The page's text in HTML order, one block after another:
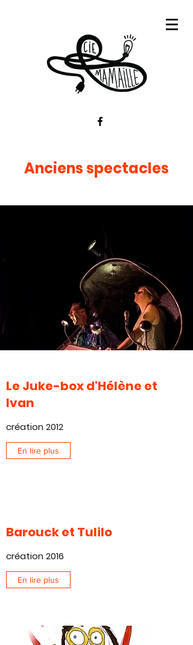
Anciens spectacles
Le Juke-box d'Hélène et
Ivan
création 2012
En lire plus
Barouck et Tulilo
création 2016
En lire plus